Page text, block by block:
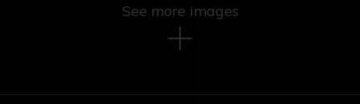
See more images